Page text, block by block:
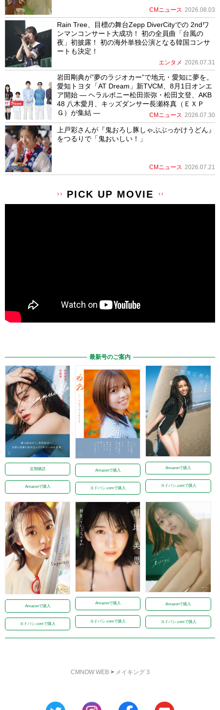
CMニュース 2026.08.03
Rain Tree、目標の舞台Zepp DiverCityでの 2ndワ
ンマンコンサート大成功！ 初の全員曲「台風の
夜」初披露！ 初の海外単独公演となる韓国コンサ
ートも決定！
エンタメ 2026.07.31
岩田剛典が”夢のラジオカー”で地元・愛知に夢を。
愛知トヨタ「AT Dream」新TVCM、8月1日オンエ
ア開始 ― ヘラルボニー松田崇弥・松田文登、AKB
48 八木愛月、キッズダンサー長瀬柊真（ＥＸＰ
Ｇ）が集結 ―
CMニュース 2026.07.30
上戸彩さんが『鬼おろし豚しゃぶぶっかけうどん』
をつるりで「鬼おいしい！」
CMニュース 2026.07.21
PICK UP MOVIE
最新号のご案内
定期購読
Amazonで購入
Amazonで購入
ヨドバシ.comで購入
Amazonで購入
ヨドバシ.comで購入
Amazonで購入
ヨドバシ.comで購入
Amazonで購入
ヨドバシ.comで購入
Amazonで購入
ヨドバシ.comで購入
CMNOW WEB> メイキング 3